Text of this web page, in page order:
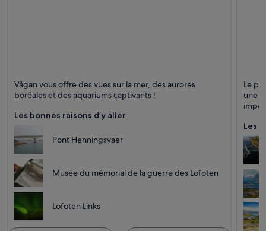
v
ê
Vågan
Ferries et bateaux, Mer et Aurore boréale
Vågan vous offre des vues sur la mer, des aurores
boréales et des aquariums captivants !
Les bonnes raisons d’y aller
Pont Henningsvaer
Musée du mémorial de la guerre des Lofoten
Lofoten Links
Le
une
Les